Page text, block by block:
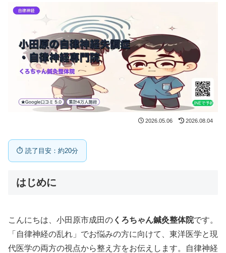
2026.05.06 2026.08.04
⏱ 読了目安：約20分
はじめに
こんにちは、小田原市成田の くろちゃん鍼灸整体院です。
「自律神経の乱れ」でお悩みの方に向けて、東洋医学と現
代医学の両方の視点から整え方をお伝えします。自律神経